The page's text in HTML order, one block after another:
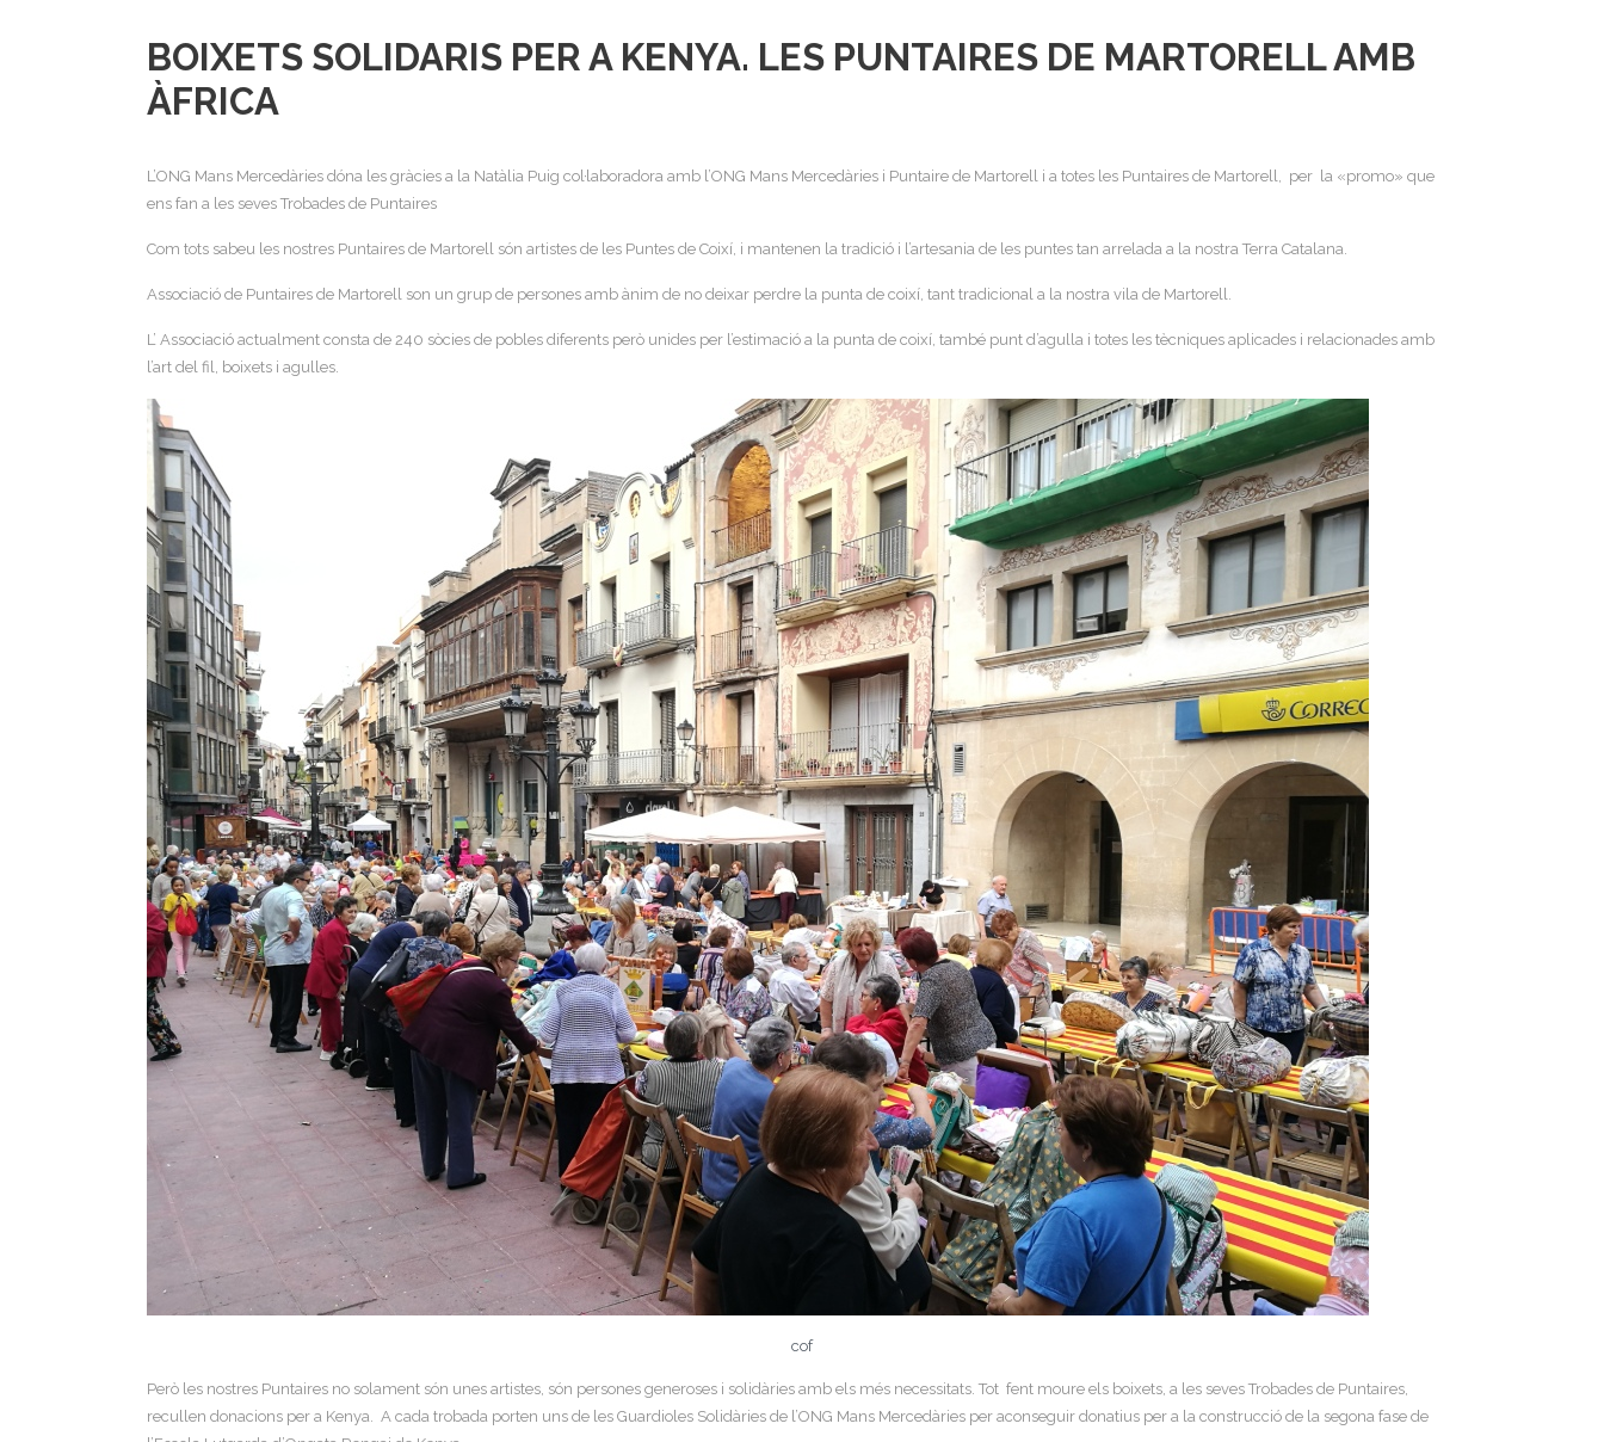
BOIXETS SOLIDARIS PER A KENYA. LES PUNTAIRES DE MARTORELL AMB
ÀFRICA
L’ONG Mans Mercedàries dóna les gràcies a la Natàlia Puig col·laboradora amb l’ONG Mans Mercedàries i Puntaire de Martorell i a totes les Puntaires de Martorell, per la «promo» que
ens fan a les seves Trobades de Puntaires
Com tots sabeu les nostres Puntaires de Martorell són artistes de les Puntes de Coixí, i mantenen la tradició i l’artesania de les puntes tan arrelada a la nostra Terra Catalana.
Associació de Puntaires de Martorell son un grup de persones amb ànim de no deixar perdre la punta de coixí, tant tradicional a la nostra vila de Martorell.
L’ Associació actualment consta de 240 sòcies de pobles diferents però unides per l’estimació a la punta de coixí, també punt d’agulla i totes les tècniques aplicades i relacionades amb
l’art del fil, boixets i agulles.
cof
Però les nostres Puntaires no solament són unes artistes, són persones generoses i solidàries amb els més necessitats. Tot fent moure els boixets, a les seves Trobades de Puntaires,
recullen donacions per a Kenya. A cada trobada porten uns de les Guardioles Solidàries de l’ONG Mans Mercedàries per aconseguir donatius per a la construcció de la segona fase de